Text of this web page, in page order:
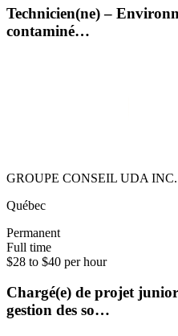
Technicien(ne) –
contaminé…
GROUPE CONSEIL UDA INC.
Québec
Permanent
Full time
$28 to $40 per hour
Chargé(e) de projet
gestion des so…